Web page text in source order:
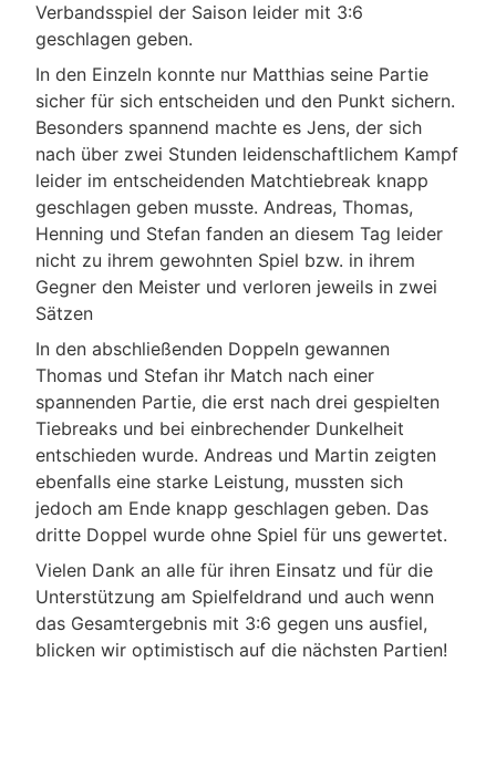
Verbandsspiel der Saison leider mit 3:6
geschlagen geben.
In den Einzeln konnte nur Matthias seine Partie
sicher für sich entscheiden und den Punkt sichern.
Besonders spannend machte es Jens, der sich
nach über zwei Stunden leidenschaftlichem Kampf
leider im entscheidenden Matchtiebreak knapp
geschlagen geben musste. Andreas, Thomas,
Henning und Stefan fanden an diesem Tag leider
nicht zu ihrem gewohnten Spiel bzw. in ihrem
Gegner den Meister und verloren jeweils in zwei
Sätzen
In den abschließenden Doppeln gewannen
Thomas und Stefan ihr Match nach einer
spannenden Partie, die erst nach drei gespielten
Tiebreaks und bei einbrechender Dunkelheit
entschieden wurde. Andreas und Martin zeigten
ebenfalls eine starke Leistung, mussten sich
jedoch am Ende knapp geschlagen geben. Das
dritte Doppel wurde ohne Spiel für uns gewertet.
Vielen Dank an alle für ihren Einsatz und für die
Unterstützung am Spielfeldrand und auch wenn
das Gesamtergebnis mit 3:6 gegen uns ausfiel,
blicken wir optimistisch auf die nächsten Partien!